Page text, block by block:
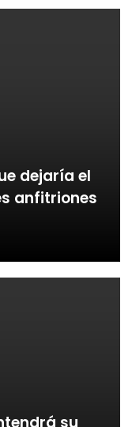
dejaría el
anfitriones
su